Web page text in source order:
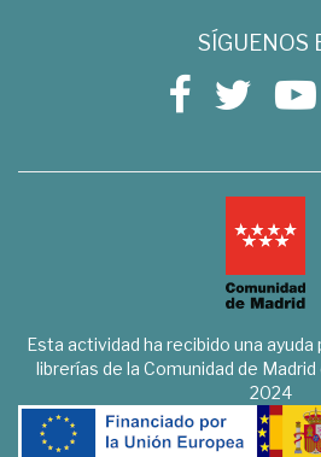
SÍGUENOS
Esta actividad ha recibido una
librerías de la Comunidad de
2024